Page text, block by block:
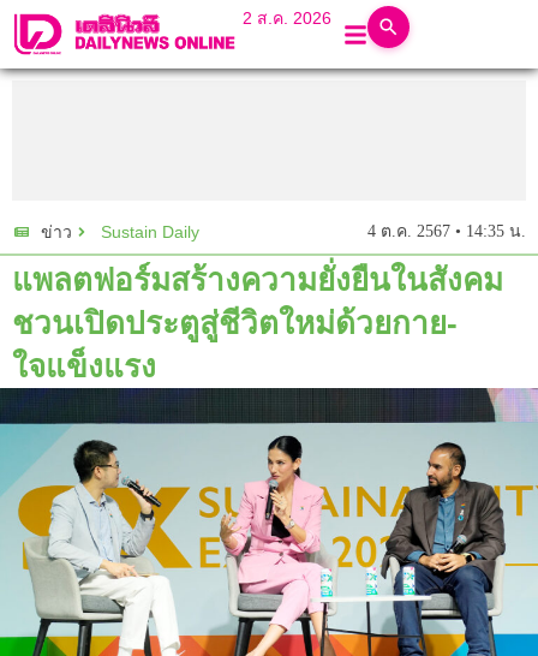
2 ส.ค. 2026
ข่าว Sustain Daily 4 ต.ค. 2567 • 14:35 น.
แพลตฟอร์มสร้างความยั่งยืนในสังคม
ชวนเปิดประตูสู่ชีวิตใหม่ด้วยกาย-
ใจแข็งแรง